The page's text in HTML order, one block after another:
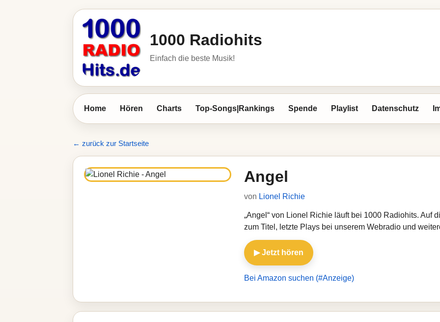
1000 Radiohits
Einfach die beste Musik!
Home Hören Charts Top-Songs|Rankings Spende Playlist Datenschutz
← zurück zur Startseite
Angel
von Lionel Richie
„Angel“ von Lionel Richie läuft bei 1000 Radiohits. Auf
zum Titel, letzte Plays bei unserem Webradio und
▶ Jetzt hören
Bei Amazon suchen (#Anzeige)